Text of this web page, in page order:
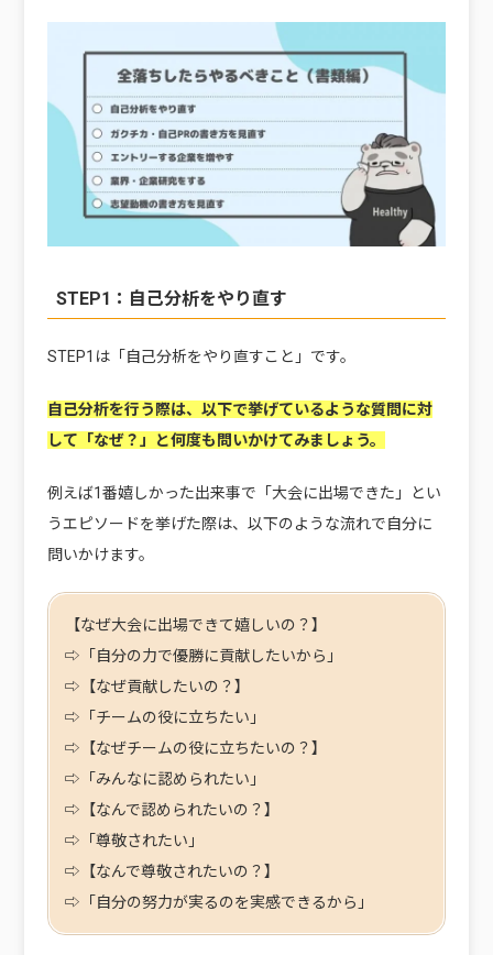
STEP1：自己分析をやり直す
STEP1は「自己分析をやり直すこと」です。
自己分析を行う際は、以下で挙げているような質問に対
して「なぜ？」と何度も問いかけてみましょう。
例えば1番嬉しかった出来事で「大会に出場できた」とい
うエピソードを挙げた際は、以下のような流れで自分に
問いかけます。
【なぜ大会に出場できて嬉しいの？】
⇨「自分の力で優勝に貢献したいから」
⇨【なぜ貢献したいの？】
⇨「チームの役に立ちたい」
⇨【なぜチームの役に立ちたいの？】
⇨「みんなに認められたい」
⇨【なんで認められたいの？】
⇨「尊敬されたい」
⇨【なんで尊敬されたいの？】
⇨「自分の努力が実るのを実感できるから」